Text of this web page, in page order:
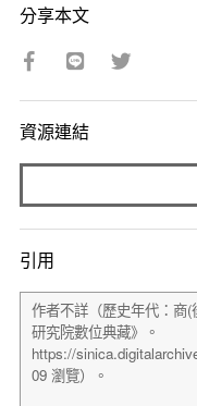
分享本文
資源連結
引用